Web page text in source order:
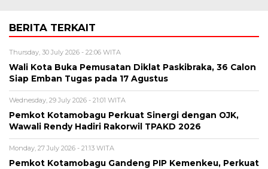
BERITA TERKAIT
Thursday, 30 July 2026 - 22:06 WITA
Wali Kota Buka Pemusatan Diklat Paskibraka, 36 Calon
Siap Emban Tugas pada 17 Agustus
Wednesday, 29 July 2026 - 21:01 WITA
Pemkot Kotamobagu Perkuat Sinergi dengan OJK,
Wawali Rendy Hadiri Rakorwil TPAKD 2026
Monday, 27 July 2026 - 21:13 WITA
Pemkot Kotamobagu Gandeng PIP Kemenkeu, Perkuat